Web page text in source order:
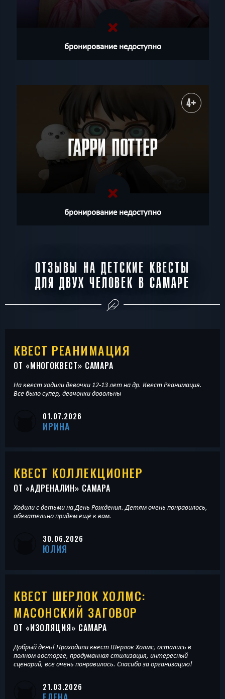
бронирование недоступно
4+
ГАРРИ ПОТТЕР
бронирование недоступно
ОТЗЫВЫ НА ДЕТСКИЕ КВЕСТЫ
ДЛЯ ДВУХ ЧЕЛОВЕК В САМАРЕ
КВЕСТ РЕАНИМАЦИЯ
ОТ «МНОГОКВЕСТ» САМАРА
На квест ходили девочки 12-13 лет на др. Квест Реанимация.
Все было супер, девчонки довольны
01.07.2026
ИРИНА
КВЕСТ КОЛЛЕКЦИОНЕР
ОТ «АДРЕНАЛИН» САМАРА
Ходили с детьми на День Рождения. Детям очень понравилось,
обязательно придем ещё к вам.
30.06.2026
ЮЛИЯ
КВЕСТ ШЕРЛОК ХОЛМС:
МАСОНСКИЙ ЗАГОВОР
ОТ «ИЗОЛЯЦИЯ» САМАРА
Добрый день! Проходили квест Шерлок Холмс, остались в
полном восторге, продуманная стилизация, интересный
сценарий, все очень понравилось. Спасибо за организацию!
21.03.2026